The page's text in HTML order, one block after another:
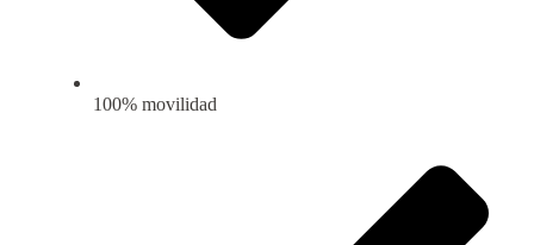
100% movilidad